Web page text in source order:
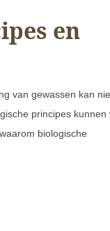
en
van gewassen kan
principes kunnen
biologische